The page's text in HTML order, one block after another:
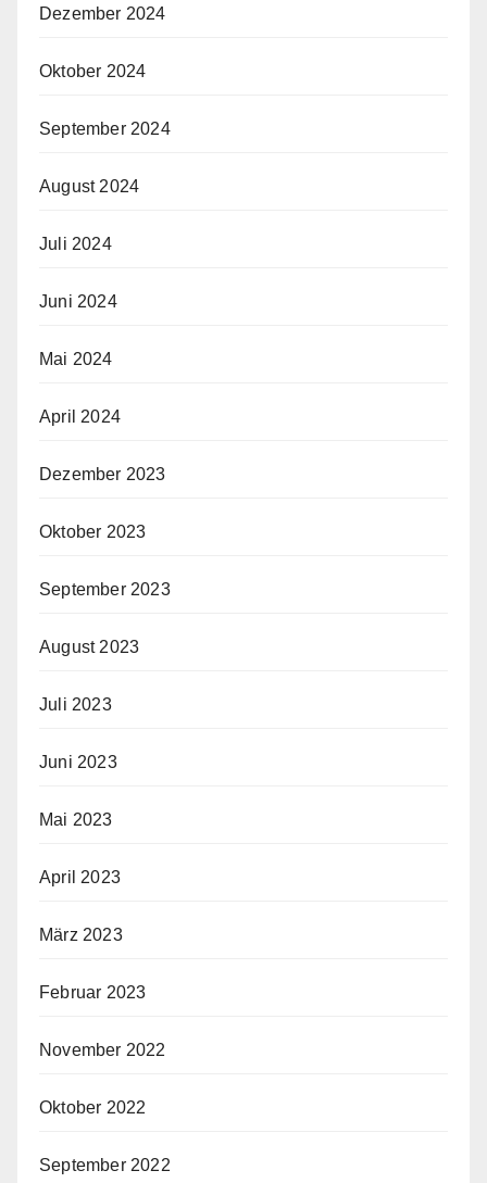
Dezember 2024
Oktober 2024
September 2024
August 2024
Juli 2024
Juni 2024
Mai 2024
April 2024
Dezember 2023
Oktober 2023
September 2023
August 2023
Juli 2023
Juni 2023
Mai 2023
April 2023
März 2023
Februar 2023
November 2022
Oktober 2022
September 2022